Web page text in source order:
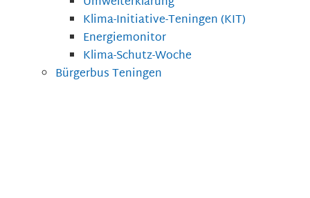
Klima-Initiative-Teningen (KIT)
Energiemonitor
Klima-Schutz-Woche
Bürgerbus Teningen